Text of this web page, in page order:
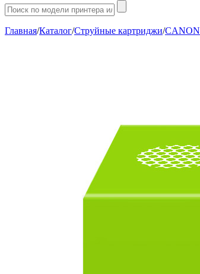
Главная/Каталог/Струйные картриджи/CANON